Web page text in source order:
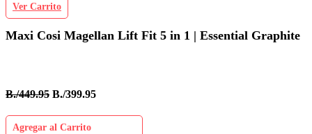
Ver Carrito
Maxi Cosi Magellan Lift Fit 5 in 1 | Essential Graphite
B./449.95 B./399.95
Agregar al Carrito